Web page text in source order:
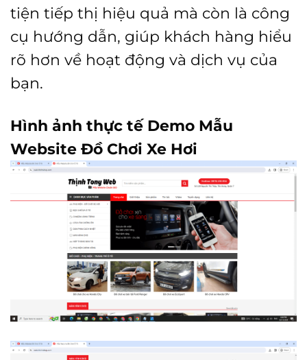
tiện tiếp thị hiệu quả mà còn là công
cụ hướng dẫn, giúp khách hàng hiểu
rõ hơn về hoạt động và dịch vụ của
bạn.
Hình ảnh thực tế Demo Mẫu
Website Đồ Chơi Xe Hơi